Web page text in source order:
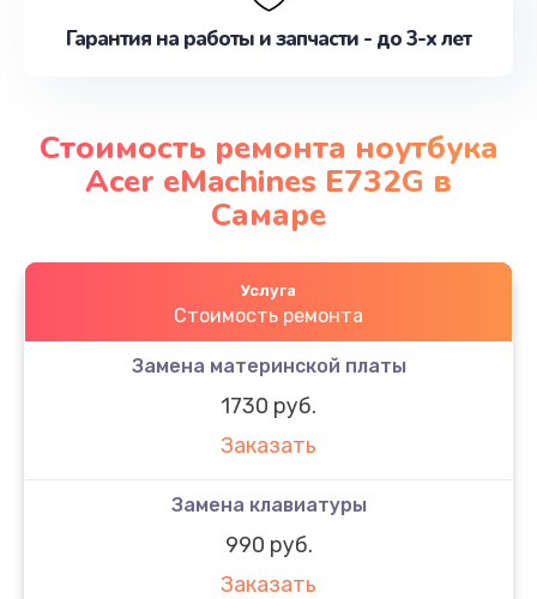
Гарантия на работы и запчасти - до 3-х лет
Стоимость ремонта ноутбука
Acer eMachines E732G в
Самаре
Услуга
Стоимость ремонта
Замена материнской платы
1730 руб.
Заказать
Замена клавиатуры
990 руб.
Заказать